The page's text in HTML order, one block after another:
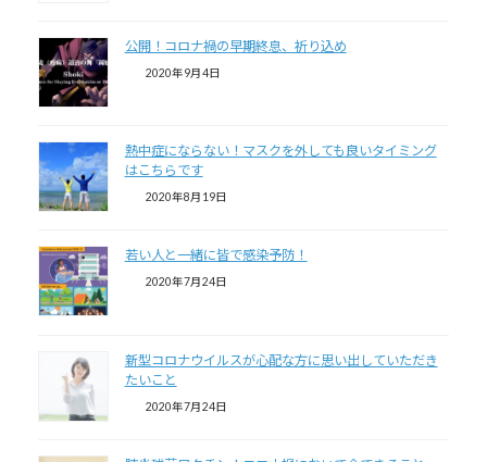
公開！コロナ禍の早期終息、祈り込め
2020年9月4日
熱中症にならない！マスクを外しても良いタイミング
はこちらです
2020年8月19日
若い人と一緒に皆で感染予防！
2020年7月24日
新型コロナウイルスが心配な方に思い出していただき
たいこと
2020年7月24日